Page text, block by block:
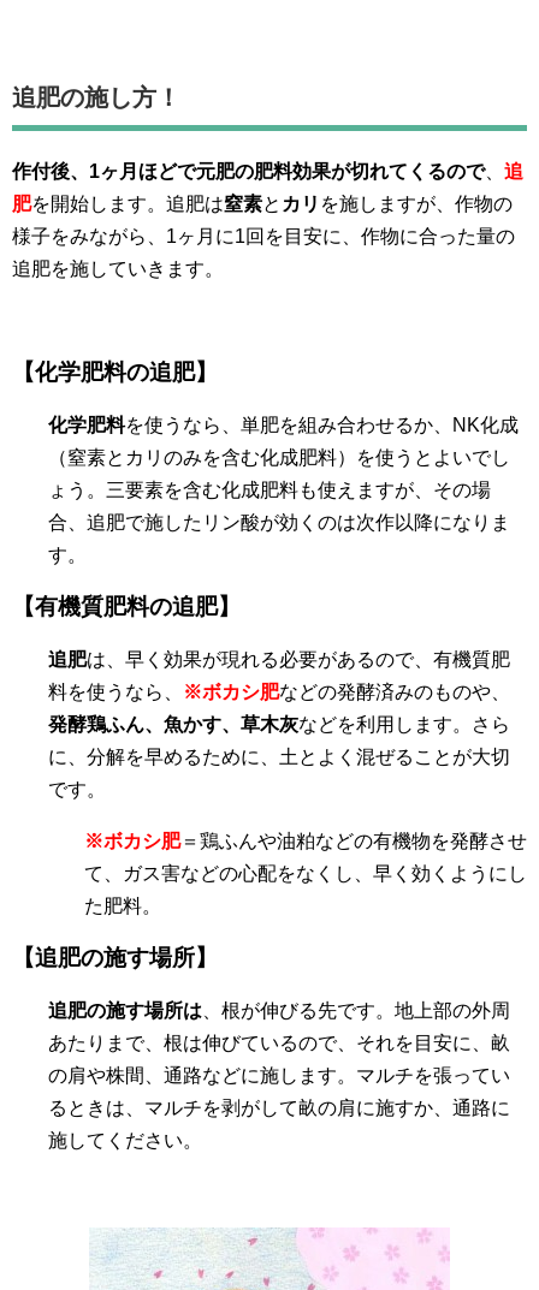
追肥の施し方！
作付後、1ヶ月ほどで元肥の肥料効果が切れてくるので、 追
肥を開始します。追肥は窒素と カリ を施しますが、作物の
様子をみながら、1ヶ月に1回を目安に、作物に合った量の
追肥を施していきます。
【化学肥料の追肥】
化学肥料を使うなら、単肥を組み合わせるか、NK化成
（窒素とカリのみを含む化成肥料）を使うとよいでし
ょう。三要素を含む化成肥料も使えますが、その場
合、追肥で施したリン酸が効くのは次作以降になりま
す。
【有機質肥料の追肥】
追肥は、早く効果が現れる必要があるので、有機質肥
料を使うなら、
※ボカシ肥などの発酵済みのものや、
発酵鶏ふん、魚かす、草木灰などを利用します。さら
に、分解を早めるために、土とよく混ぜることが大切
です。
※ボカシ肥＝鶏ふんや油粕などの有機物を発酵させ
て、ガス害などの心配をなくし、早く効くようにし
た肥料。
【追肥の施す場所】
追肥の施す場所は 、根が伸びる先です。地上部の外周
あたりまで、根は伸びているので、それを目安に、畝
の肩や株間、通路などに施します。マルチを張ってい
るときは、マルチを剥がして畝の肩に施すか、通路に
施してください。